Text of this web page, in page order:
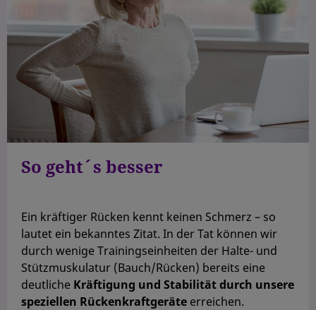
So geht´s besser
Ein kräftiger Rücken kennt keinen Schmerz – so
lautet ein bekanntes Zitat. In der Tat können wir
durch wenige Trainingseinheiten der Halte- und
Stützmuskulatur (Bauch/Rücken) bereits eine
deutliche Kräftigung und Stabilität durch unsere
speziellen Rückenkraftgeräte erreichen.